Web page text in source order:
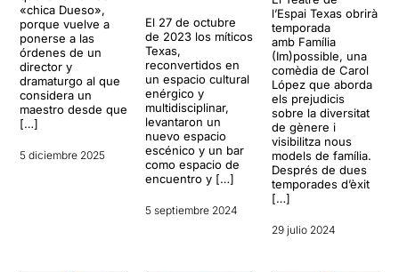
«chica Dueso»,
porque vuelve a
ponerse a las
órdenes de un
director y
dramaturgo al que
considera un
maestro desde que
[…]
5 diciembre 2025
El 27 de octubre
de 2023 los míticos
Texas,
reconvertidos en
un espacio cultural
enérgico y
multidisciplinar,
levantaron un
nuevo espacio
escénico y un bar
como espacio de
encuentro y […]
5 septiembre 2024
l’Espai Texas obrirà
temporada
amb Família
(Im)possible, una
comèdia de Carol
López que aborda
els prejudicis
sobre la diversitat
de gènere i
visibilitza nous
models de família.
Després de dues
temporades d’èxit
[…]
29 julio 2024